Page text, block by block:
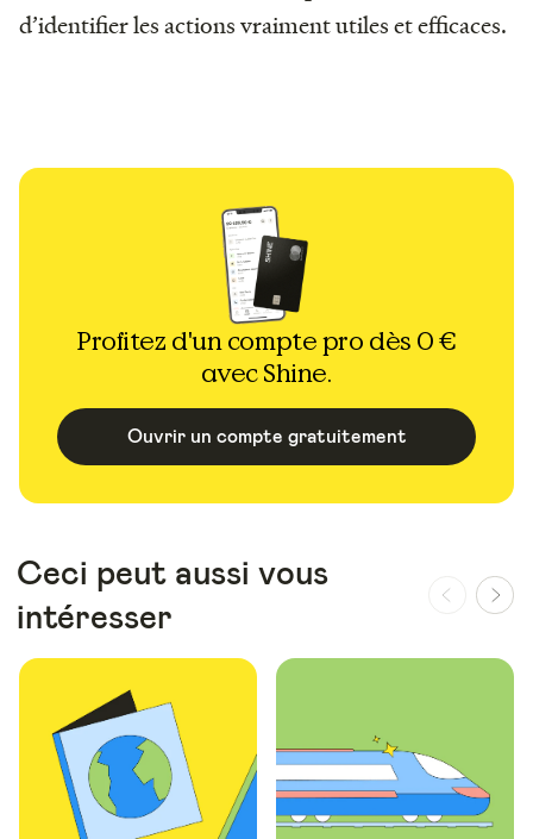
d’identifier les actions vraiment utiles et efficaces.
Profitez d'un compte pro dès 0 €
avec Shine.
Ouvrir un compte gratuitement
Ceci peut aussi vous
intéresser